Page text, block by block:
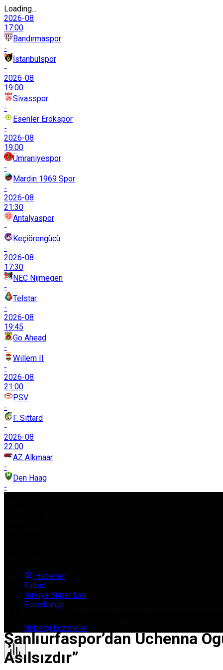
Loading...
2026-08
17:00
Bandırmaspor
-
İstanbulspor
-
2026-08
19:00
Sivasspor
-
Esenler Erokspor
-
2026-08
19:00
Ümraniyespor
-
Mardin 1969 Spor
-
2026-08
21:30
Antalyaspor
-
Keçiörengücü
-
2026-08
17:30
NEC Nijmegen
-
Telstar
-
2026-08
19:45
Go Ahead
-
Willem II
-
2026-08
21:00
PSV
-
F. Sittard
-
2026-08
22:00
AZ Alkmaar
-
Den Haag
-
GR. ALTIN 5.966,21
%0.22
0,000000
8 Ağustos 2026, Cts
Nöbetçi Eczaneler
Haberler
Futbol
Türkiye Süper Ligi
Fenerbahçe
Şanlıurfaspor’dan Uchenna
Asılsızdır”